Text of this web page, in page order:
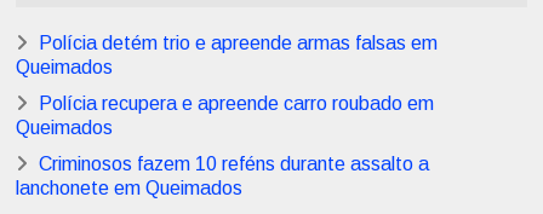
Polícia detém trio e apreende armas falsas em
Queimados
Polícia recupera e apreende carro roubado em
Queimados
Criminosos fazem 10 reféns durante assalto a
lanchonete em Queimados